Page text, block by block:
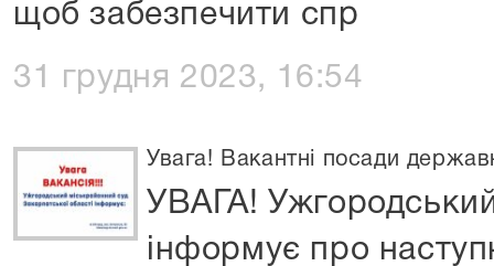
щоб забезпечити спр
31 грудня 2023, 16:54
Увага! Вакантні посади
УВАГА!
інформує про